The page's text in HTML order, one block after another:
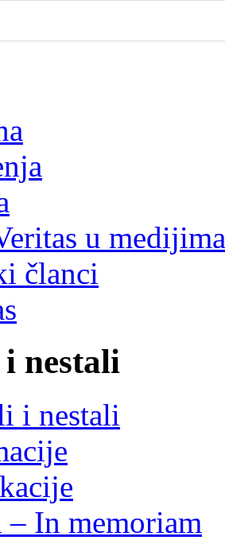
u medijima
članci
nestali
i nestali
– In memoriam